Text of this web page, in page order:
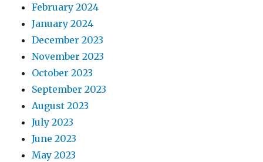
February 2024
January 2024
December 2023
November 2023
October 2023
September 2023
August 2023
July 2023
June 2023
May 2023